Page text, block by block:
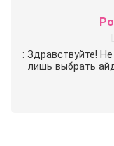
: Здравствуйте!
лишь выбрать